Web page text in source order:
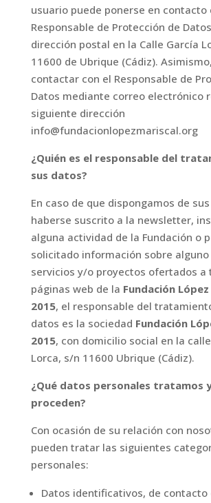
usuario puede ponerse en contacto
Responsable de Protección de
dirección postal en la Calle García
11600 de Ubrique (Cádiz).
contactar con el Responsable de
Datos mediante correo electrónico
siguiente dirección
info@fundacionlopezmariscal.org
¿Quién es el responsable del
sus datos?
En caso de que dispongamos de
haberse suscrito a la newsletter,
alguna actividad de la Fundación o
solicitado información sobre alguno
servicios y/o proyectos ofertados a
páginas web de la Fundación
2015, el responsable del
datos es la sociedad Fundación
2015, con domicilio social en la
Lorca, s/n 11600 Ubrique (Cádiz).
¿Qué datos personales tratamos
proceden?
Con ocasión de su relación con
pueden tratar las siguientes
personales:
Datos identificativos, de contacto